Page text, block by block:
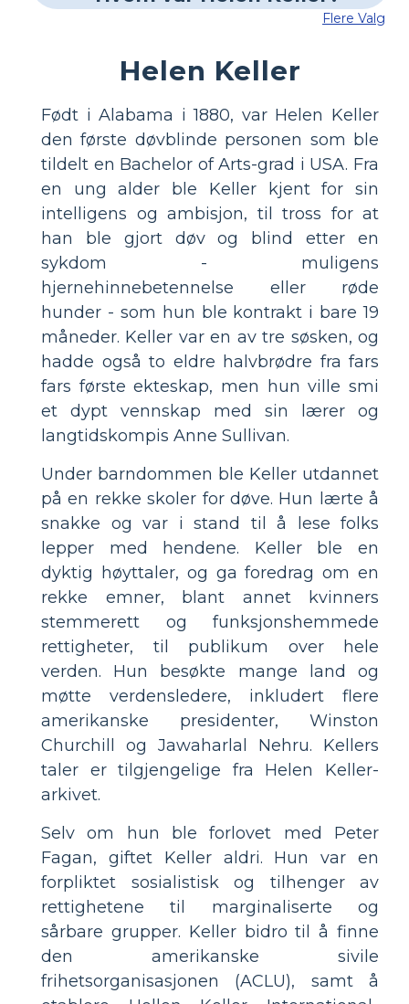
Flere Valg
Helen Keller
Født i Alabama i 1880, var Helen Keller
den første døvblinde personen som ble
tildelt en Bachelor of Arts-grad i USA. Fra
en ung alder ble Keller kjent for sin
intelligens og ambisjon, til tross for at
han ble gjort døv og blind etter en
sykdom - muligens
hjernehinnebetennelse eller røde
hunder - som hun ble kontrakt i bare 19
måneder. Keller var en av tre søsken, og
hadde også to eldre halvbrødre fra fars
fars første ekteskap, men hun ville smi
et dypt vennskap med sin lærer og
langtidskompis Anne Sullivan.
Under barndommen ble Keller utdannet
på en rekke skoler for døve. Hun lærte å
snakke og var i stand til å lese folks
lepper med hendene. Keller ble en
dyktig høyttaler, og ga foredrag om en
rekke emner, blant annet kvinners
stemmerett og funksjonshemmede
rettigheter, til publikum over hele
verden. Hun besøkte mange land og
møtte verdensledere, inkludert flere
amerikanske presidenter, Winston
Churchill og Jawaharlal Nehru. Kellers
taler er tilgjengelige fra Helen Keller-
arkivet.
Selv om hun ble forlovet med Peter
Fagan, giftet Keller aldri. Hun var en
forpliktet sosialistisk og tilhenger av
rettighetene til marginaliserte og
sårbare grupper. Keller bidro til å finne
den amerikanske sivile
frihetsorganisasjonen (ACLU), samt å